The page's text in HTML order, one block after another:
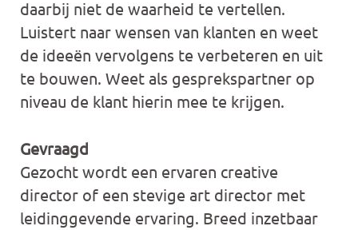
daarbij niet de waarheid te vertellen.
Luistert naar wensen van klanten en weet
de ideeën vervolgens te verbeteren en uit
te bouwen. Weet als gesprekspartner op
niveau de klant hierin mee te krijgen.
Gevraagd
Gezocht wordt een ervaren creative
director of een stevige art director met
leidinggevende ervaring. Breed inzetbaar